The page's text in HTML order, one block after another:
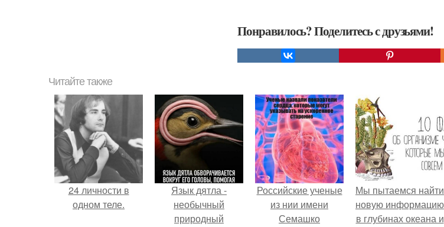
Понравилось? Поделитесь с друзьями!
Читайте также
24 личности в
одном теле.
Язык дятла -
необычный
природный
Российские ученые
из нии имени
Семашко
Мы пытаемся найти
новую информацию
в глубинах океана и